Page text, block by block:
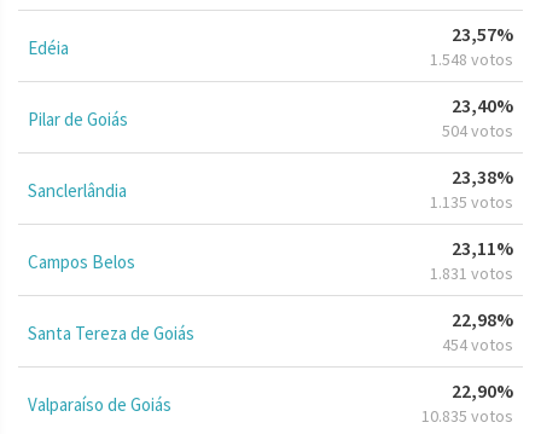
Edéia
23,57%
1.548 votos
Pilar de Goiás
23,40%
504 votos
Sanclerlândia
23,38%
1.135 votos
Campos Belos
23,11%
1.831 votos
Santa Tereza de Goiás
22,98%
454 votos
Valparaíso de Goiás
22,90%
10.835 votos